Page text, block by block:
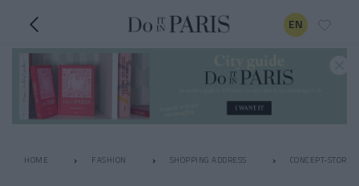
EN
HOME FASHION SHOPPING ADDRESS CONCEPT-STORES